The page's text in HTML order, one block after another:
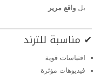
بل واقع مرير
✔ مناسبة للترند
اقتباسات قوية
فيديوهات مؤثرة